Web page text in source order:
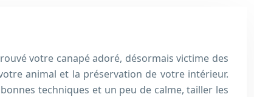
votre canapé adoré, désormais victime des
animal et la préservation de votre intérieur.
techniques et un peu de calme, tailler les